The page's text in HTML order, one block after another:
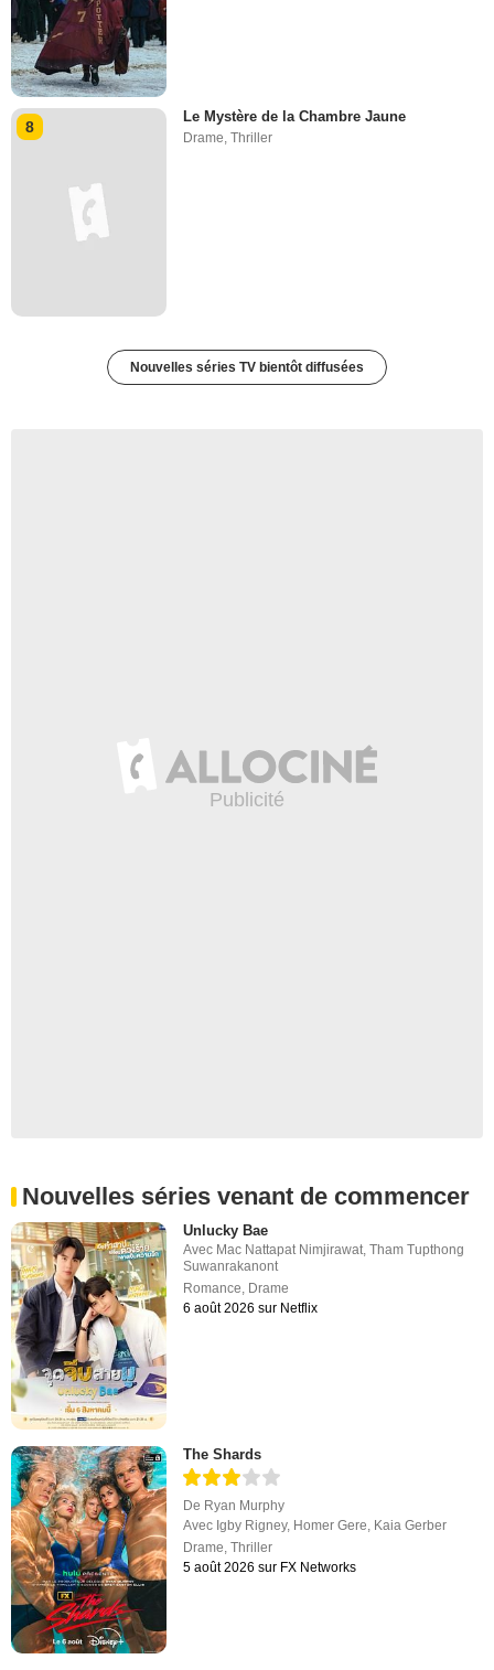
8
Le Mystère de la Chambre Jaune
Drame,Thriller
Nouvelles séries TV bientôt diffusées
Nouvelles séries venant de commencer
Unlucky Bae
Avec Mac Nattapat Nimjirawat ,Tham Tupthong
Suwanrakanont
Romance Drame
6 août 2026 sur Netflix
The Shards
De Ryan Murphy
Avec Igby Rigney, Homer Gere, Kaia Gerber
Drame,Thriller
5 août 2026 sur FX Networks